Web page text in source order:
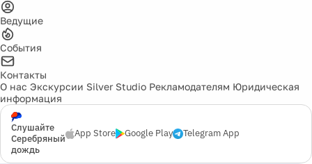
Ведущие
События
Контакты
О нас Экскурсии Silver Studio Рекламодателям Юридическая
информация
Слушайте
Серебряный
дождь
App Store Google Play Telegram App